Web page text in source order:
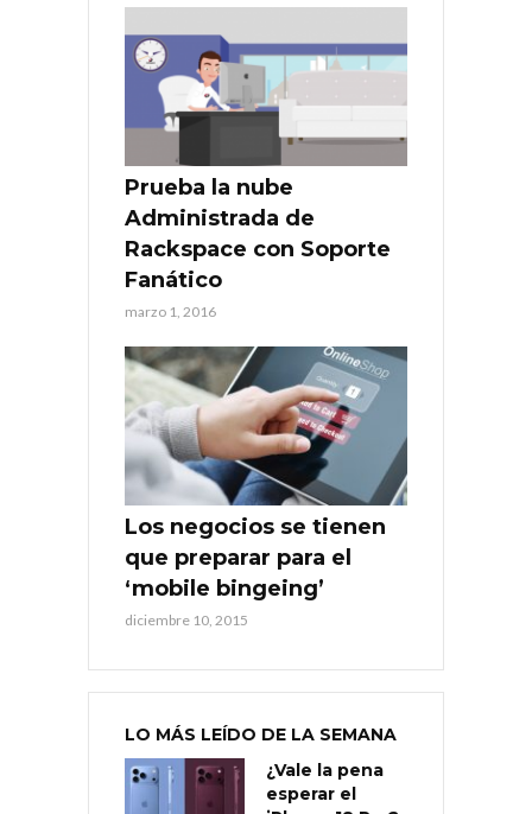
Prueba la nube
Administrada de
Rackspace con Soporte
Fanático
marzo 1, 2016
Los negocios se tienen
que preparar para el
‘mobile bingeing’
diciembre 10, 2015
LO MÁS LEÍDO DE LA SEMANA
¿Vale la pena
esperar el